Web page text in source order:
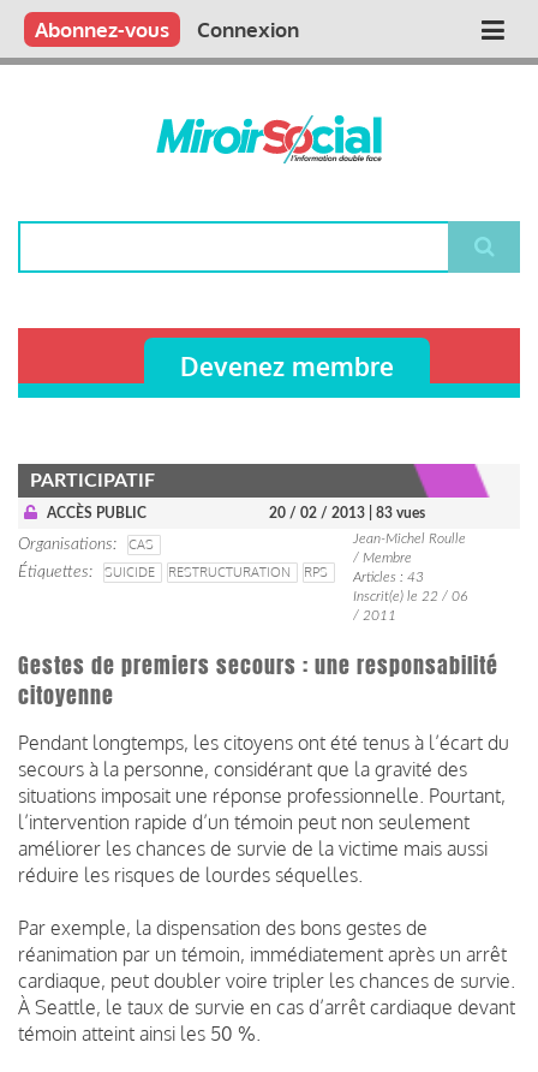
Aller
contenu
Main
Qui sommes nous ?
Vous publiez
Nous publions
Contactez-nous
Abonnez-vous Connexion
Devenez membre
PARTICIPATIF
ACCÈS PUBLIC 20 / 02 / 2013 | 83 vues
Organisations
CAS
Étiquettes
SUICIDE RESTRUCTURATION RPS
Jean-Michel Roulle
/ Membre
Articles : 43
Inscrit(e) le 22 / 06
/ 2011
Gestes de premiers secours : une responsabilité
citoyenne
Pendant longtemps, les citoyens ont été tenus à l’écart du
secours à la personne, considérant que la gravité des
situations imposait une réponse professionnelle. Pourtant,
l’intervention rapide d’un témoin peut non seulement
améliorer les chances de survie de la victime mais aussi
réduire les risques de lourdes séquelles.
Par exemple, la dispensation des bons gestes de
réanimation par un témoin, immédiatement après un arrêt
cardiaque, peut doubler voire tripler les chances de survie.
À Seattle, le taux de survie en cas d’arrêt cardiaque devant
témoin atteint ainsi les 50 %.